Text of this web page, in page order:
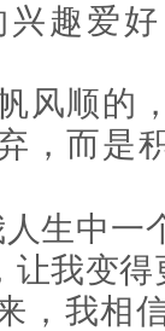
趣爱
风顺的
，而是
生中一
让我变
，我相